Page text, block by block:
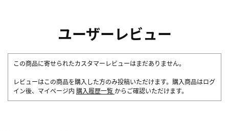
ユーザーレビュー
この商品に寄せられたカスタマーレビューはまだありません。
レビューはこの商品を購入した方のみ投稿いただけます。購入商品はログ
イン後、マイページ内 購入履歴一覧 からご確認いただけます。